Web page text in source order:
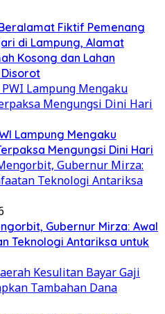
Fiktif Pemenang
di Lampung, Alamat
Kosong dan Lahan
Disorot
Lampung Mengaku
Mengungsi Dini Hari
Gubernur Mirza: Awal
Teknologi Antariksa untuk